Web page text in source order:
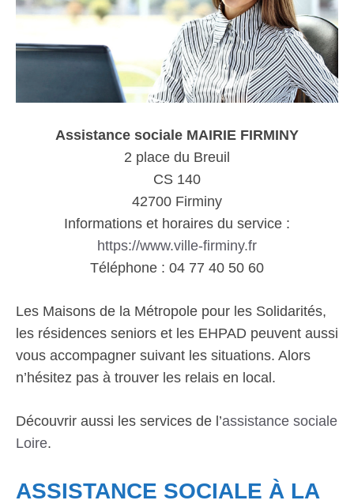
Assistance sociale MAIRIE FIRMINY
2 place du Breuil
CS 140
42700 Firminy
Informations et horaires du service :
https://www.ville-firminy.fr
Téléphone : 04 77 40 50 60
Les Maisons de la Métropole pour les Solidarités,
les résidences seniors et les EHPAD peuvent aussi
vous accompagner suivant les situations. Alors
n’hésitez pas à trouver les relais en local.
Découvrir aussi les services de l’assistance sociale
Loire.
ASSISTANCE SOCIALE À LA